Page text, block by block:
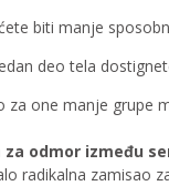
biti manje
deo tela
one manje grupe
odmor između
radikalna zamisao